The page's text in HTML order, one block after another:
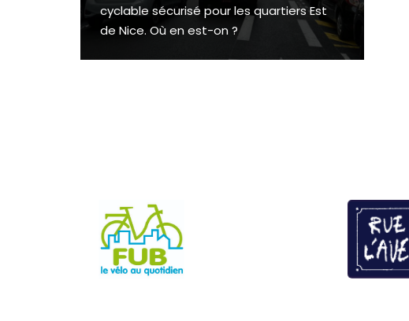
cyclable sécurisé pour les quartiers Est
de Nice. Où en est-on ?